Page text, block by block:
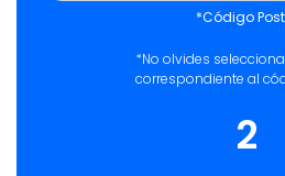
*Código
*No olvides
correspondiente al
2